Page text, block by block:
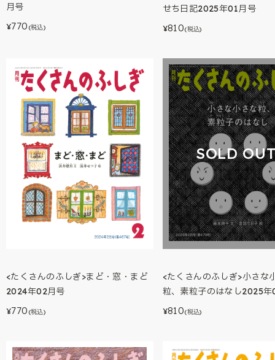
月号
¥770 (税込)
せち日記2025年01月号
¥810(税込)
<たくさんのふしぎ>まど・窓・まど
2024年02月号
¥770 (税込)
SOLD
<たくさんのふしぎ>小さな
粒、素粒子のはなし2025
¥810(税込)